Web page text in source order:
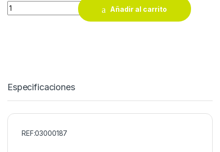
Espuma de poliuretano Quilosa Orbafoam fijacion 60 seg.
Añadir al carrito
Especificaciones
REF:03000187